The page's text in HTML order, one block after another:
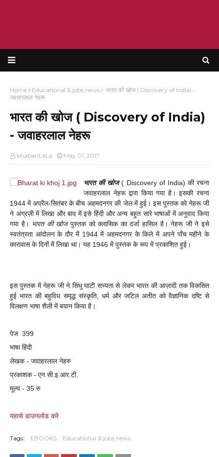
Home Educational & jobs news
भारत की खोज ( Discovery of India) -
जवाहरलाल नेहरू
भारत की खोज ( Discovery of India)
- जवाहरलाल नेहरू
khabariLaLa May 01, 2017
भारत की खोज( Discovery of India) की रचना
जवाहरलाल नेहरू द्वारा किया गया है। इसकी रचना
1944 में अप्रैल-सितंबर के बीच अहमदनगर की जेल में हुई। इस पुस्‍तक को नेहरू जी
ने अंग्रज़ी में लिखा और बाद में इसे हिंदी और अन्‍य बहुत सारे भाषाओं में अनुवाद किया
गया है। भारत की खोजपुस्‍तक को क्‍लासिक का दर्जा हासिल है। नेहरू जी ने इसे
स्‍वतंत्रता आंदोलन के दौर में 1944 में अहमदनगर के किले में अपने पाँच महीने के
कारावास के दिनों में लिखा था। यह 1946 में पुस्‍तक के रूप में प्रकाशित हुई।
इस पुस्‍तक में नेहरू जी ने सिंधु घाटी सभ्‍यता से लेकर भारत की आज़ादी तक विकसित
हुई भारत की बहुविध समृद्ध संस्‍कृति, धर्म और जटिल अतीत को वैज्ञानिक दष्टि से
विलक्षण भाषा शैली में बयान किया है।
पेज 399
भाषा हिंदी
लेखक - जवाहरलाल नेहरु
प्रकाशक - एन.सी.इ.आर.टी.
मूल्य - 35 रु
यहासे डाउनलोड करे
Tags: EBOOKS Educational & jobs news